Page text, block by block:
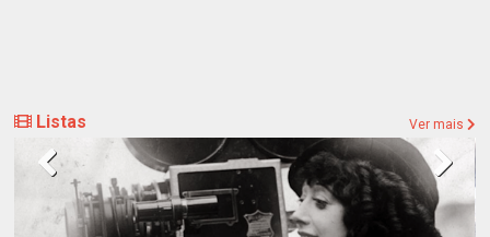
Listas Ver mais